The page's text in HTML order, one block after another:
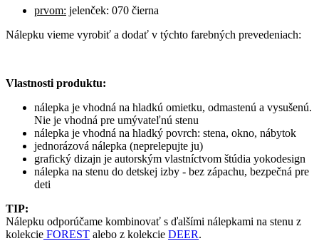
prvom: jelenček: 070 čierna
Nálepku vieme vyrobiť a dodať v týchto farebných prevedeniach:
Vlastnosti produktu:
nálepka je vhodná na hladkú omietku, odmastenú a vysušenú.
Nie je vhodná pre umývateľnú stenu
nálepka je vhodná na hladký povrch: stena, okno, nábytok
jednorázová nálepka (neprelepujte ju)
grafický dizajn je autorským vlastníctvom štúdia yokodesign
nálepka na stenu do detskej izby - bez zápachu, bezpečná pre
deti
TIP:
Nálepku odporúčame kombinovať s ďalšími nálepkami na stenu z
kolekcie FOREST alebo z kolekcie DEER.